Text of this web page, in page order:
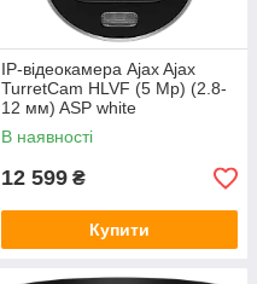
IP-відеокамера Ajax Ajax
TurretCam HLVF (5 Mp) (2.8-
12 мм) ASP white
В наявності
12 599 ₴
Купити